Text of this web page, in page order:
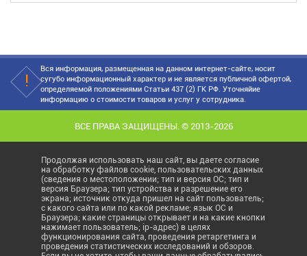
Вся информация, размещенная на данном интернет-сайте, носит
сугубо информационный характер и не является публичной офертой,
определяемой положениями Статьи 437 (2) ГК РФ. Уточняйие
информацию о стоимости товаров и услуг у сотрудника.
ВСЕ ПРАВА ЗАЩИЩЕНЫ. © 2013-2026
Продолжая использовать наш сайт, вы даете согласие
на обработку файлов cookie, пользовательских данных
(сведения о местоположении; тип и версия ОС; тип и
версия Браузера; тип устройства и разрешение его
экрана; источник откуда пришел на сайт пользователь;
с какого сайта или по какой рекламе; язык ОС и
Браузера; какие страницы открывает и на какие кнопки
нажимает пользователь; ip-адрес) в целях
функционирования сайта, проведения ретаргетинга и
проведения статистических исследований и обзоров.